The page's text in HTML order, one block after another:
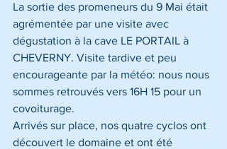
La sortie des promeneurs du 9 Mai était
agrémentée par une visite avec
dégustation à la cave LE PORTAIL à
CHEVERNY. Visite tardive et peu
encourageante par la météo: nous nous
sommes retrouvés vers 16H 15 pour un
covoiturage.
Arrivés sur place, nos quatre cyclos ont
découvert le domaine et ont été